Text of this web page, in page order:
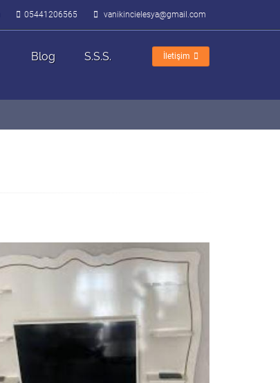
05441206565 vanikincielesya@gmail.com
Blog S.S.S. İletişim